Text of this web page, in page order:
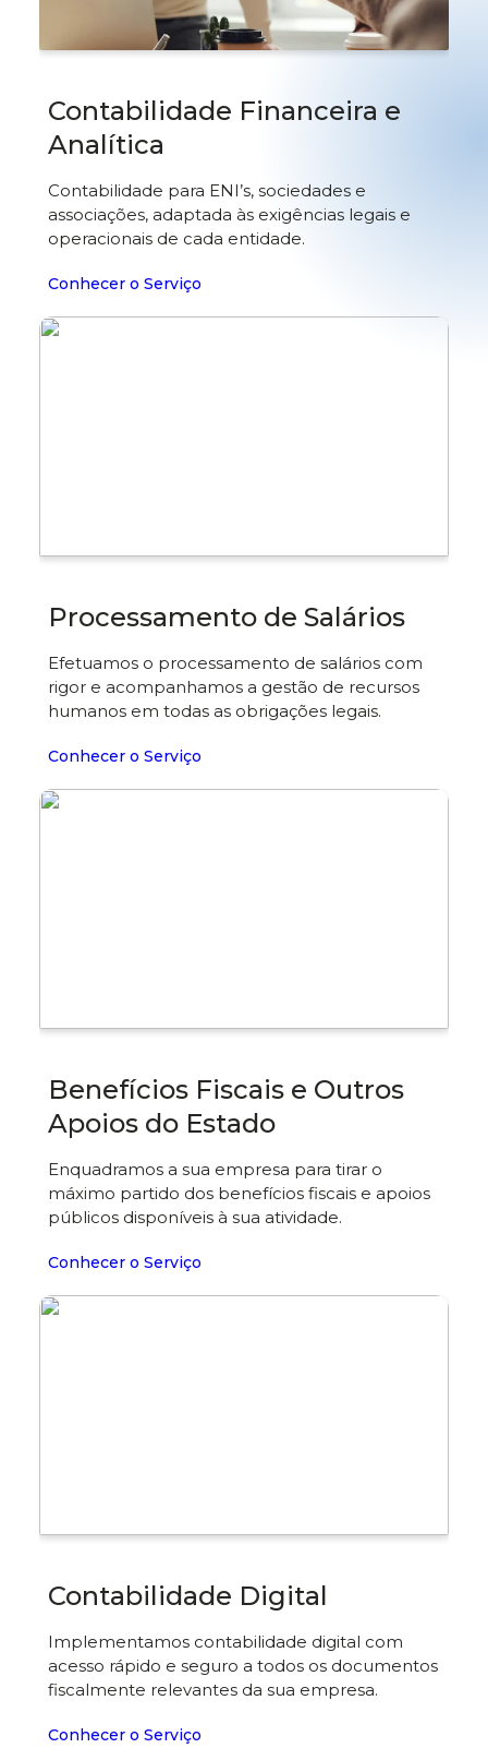
Contabilidade Financeira e
Analítica
Contabilidade para ENI’s, sociedades e
associações, adaptada às exigências legais e
operacionais de cada entidade.
Conhecer o Serviço
Processamento de Salários
Efetuamos o processamento de salários com
rigor e acompanhamos a gestão de recursos
humanos em todas as obrigações legais.
Conhecer o Serviço
Benefícios Fiscais e Outros
Apoios do Estado
Enquadramos a sua empresa para tirar o
máximo partido dos benefícios fiscais e apoios
públicos disponíveis à sua atividade.
Conhecer o Serviço
Contabilidade Digital
Implementamos contabilidade digital com
acesso rápido e seguro a todos os documentos
fiscalmente relevantes da sua empresa.
Conhecer o Serviço